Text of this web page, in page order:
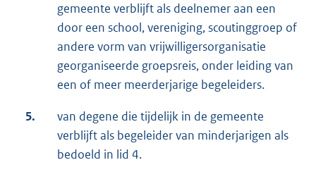
gemeente verblijft als deelnemer aan een
door een school, vereniging, scoutinggroep of
andere vorm van vrijwilligersorganisatie
georganiseerde groepsreis, onder leiding van
een of meer meerderjarige begeleiders.
5.
van degene die tijdelijk in de gemeente
verblijft als begeleider van minderjarigen als
bedoeld in lid 4.